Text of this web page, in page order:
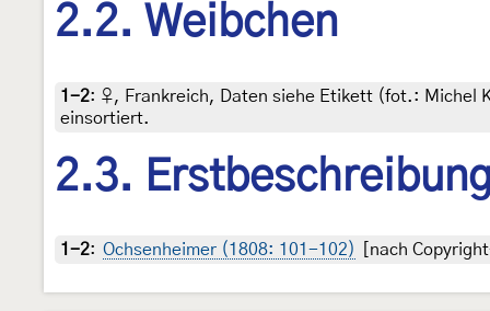
2.2. Weibchen
1-2: ♀, Frankreich, Daten siehe Etikett (fot.: Michel
einsortiert.
2.3.
1-2: Ochsenheimer (1808: 101-102) [nach